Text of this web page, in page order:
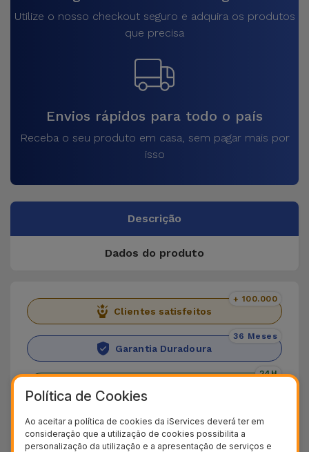
Utilize o nosso checkout seguro e adquira os produtos
que precisa
Envios rápidos para todo o país
Receba o seu produto em casa, sem pagar mais por
isso
Descrição
Dados do produto
Clientes satisfeitos
+ 100.000
Garantia Duradoura
36 Meses
24H
Descubra a Capa Huawei
Transparente
Política de Cookies
Ao aceitar a política de cookies da iServices deverá ter em
consideração que a utilização de cookies possibilita a
personalização da utilização e a apresentação de serviços e